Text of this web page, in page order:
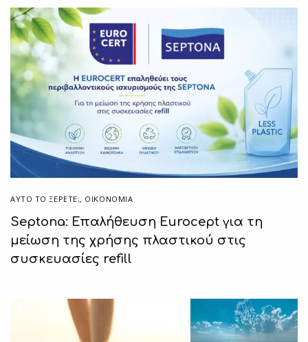
ΑΥΤΌ ΤΟ ΞΈΡΕΤΕ;, ΟΙΚΟΝΟΜΙΑ
Septona: Επαλήθευση Eurocept για τη
μείωση της χρήσης πλαστικού στις
συσκευασίες refill